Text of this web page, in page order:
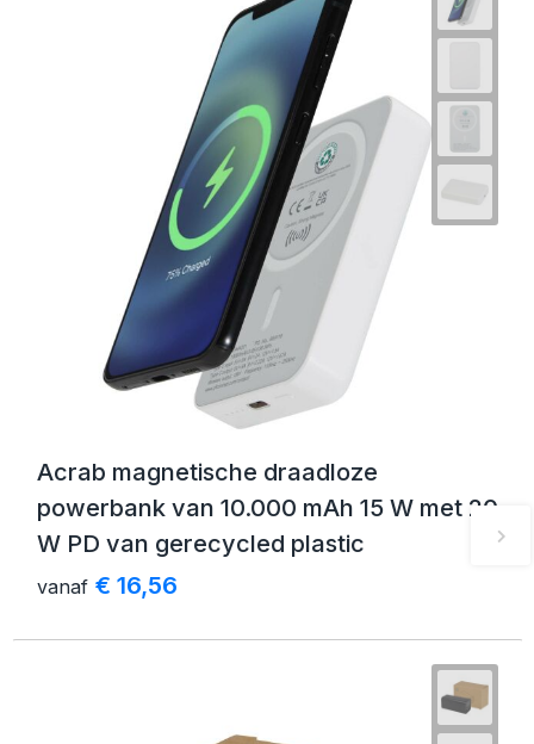
Acrab magnetische draadloze
powerbank van 10.000 mAh 15 W met 20
W PD van gerecycled plastic
vanaf € 16,56